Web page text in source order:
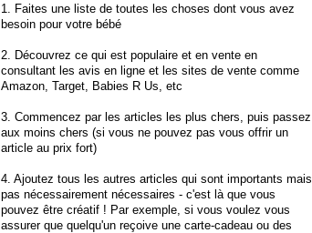
1. Faites une liste de toutes les choses dont vous avez
besoin pour votre bébé
2. Découvrez ce qui est populaire et en vente en
consultant les avis en ligne et les sites de vente comme
Amazon, Target, Babies R Us, etc
3. Commencez par les articles les plus chers, puis passez
aux moins chers (si vous ne pouvez pas vous offrir un
article au prix fort)
4. Ajoutez tous les autres articles qui sont importants mais
pas nécessairement nécessaires - c'est là que vous
pouvez être créatif ! Par exemple, si vous voulez vous
assurer que quelqu'un reçoive une carte-cadeau ou des